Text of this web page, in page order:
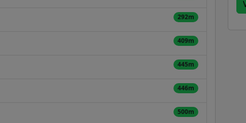
292m
409m
445m
446m
500m